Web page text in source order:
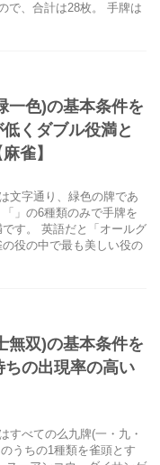
で、合計は28枚。 手牌は
一色)の基本条件を
くダブル役満と
雀】
文字通り、緑色の牌であ
」の6種類のみで手牌を
す。 英語だと「オールグ
役の中で最も美しい役の
無双)の基本条件を
の出現率の高い
すべての么九牌(一・九・
うちの1種類を雀頭とす